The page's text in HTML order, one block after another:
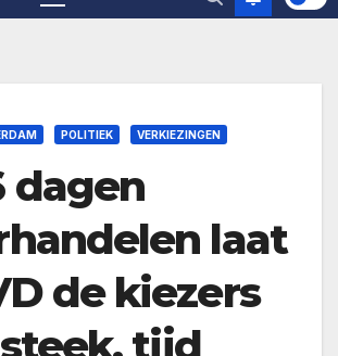
POLITIEK VERKIEZINGEN
dagen
laat
de kiezers